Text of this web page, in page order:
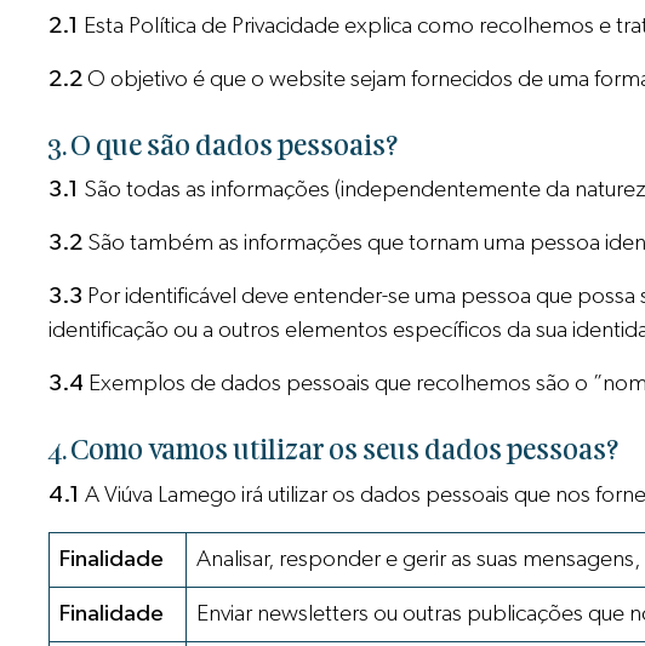
2.1 Esta Política de Privacidade explica como recolhemos e
2.2 O objetivo é que o website sejam fornecidos de uma
3. O que são dados pessoais?
3.1 São todas as informações (independentemente da
3.2 São também as informações que tornam uma pessoa
3.3 Por identificável deve entender-se uma pessoa que
identificação ou a outros elementos específicos da sua
3.4 Exemplos de dados pessoais que recolhemos são o
4. Como vamos utilizar os seus dados pessoas?
4.1 A Viúva Lamego irá utilizar os dados pessoais que nos
Finalidade Analisar, responder e gerir as suas
Finalidade Enviar newsletters ou outras publicações que